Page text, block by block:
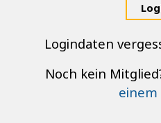
Logindaten
Noch kein
einem